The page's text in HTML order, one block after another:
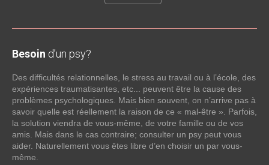
Besoin d’un psy?
Des difficultés relationnelles, le stress au travail ou à l’école, des
expériences traumatisantes, etc... peuvent être la cause des
problèmes psychologiques. Mais bien souvent, on n’arrive pas à
savoir quelle est réellement la raison de ce « mal-être ». Parfois,
la solution viendra de vous-même, de votre famille ou de vos
amis. Mais dans le cas contraire; consulter un psy peut vous
aider. Naturellement vous êtes libre d’en choisir un par vous-
même.